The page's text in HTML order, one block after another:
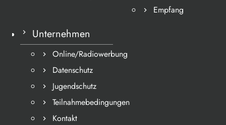
Empfang
Unternehmen
Online/Radiowerbung
Datenschutz
Jugendschutz
Teilnahmebedingungen
Kontakt